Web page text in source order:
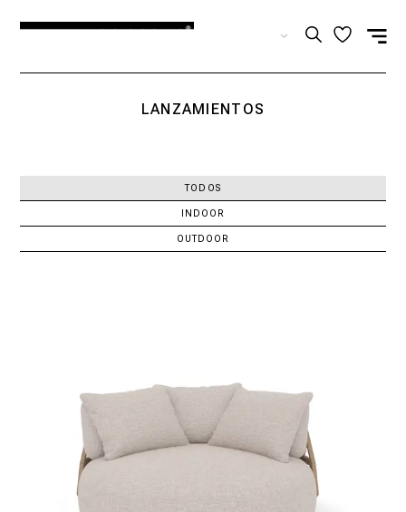
LANZAMIENTOS
TODOS
INDOOR
OUTDOOR